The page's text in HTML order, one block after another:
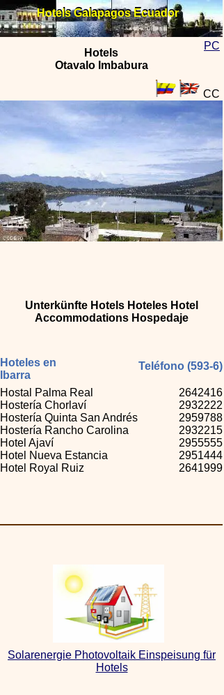
Hotels
Otavalo Imbabura
Unterkünfte Hotels Hoteles Hotel
Accommodations Hospedaje
Hotels Galapagos Ecuador
Hotels Galapagos Ecuador
Teléfono (593-6)
Hoteles en
Ibarra
Hostal Palma Real
Hostería Chorlaví
Hostería Quinta San Andrés
Hostería Rancho Carolina
Hotel Ajaví
Hotel Nueva Estancia
Hotel Royal Ruiz
2642416
2932222
2959788
2932215
2955555
2951444
2641999
Solarenergie Photovoltaik Einspeisung für
Hotels
PC
CC